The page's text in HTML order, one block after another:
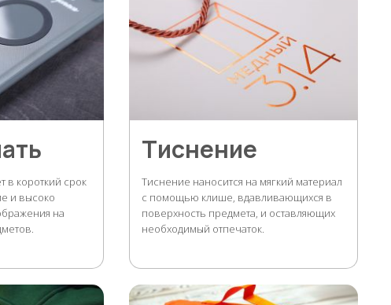
в короткий срок
и высоко
на
Тиснение
Тиснение наносится на мягкий материал
с помощью клише, вдавливающихся в
поверхность предмета, и оставляющих
необходимый отпечаток.